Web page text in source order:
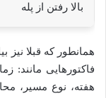
بالا رفتن از پله
همانطور که قبلا نیز
فاکتورهایی مانند:
هفته، نوع مسیر،